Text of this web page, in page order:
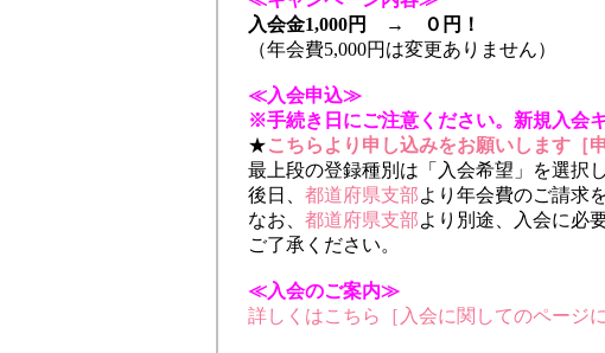
入会金1,000円 → ０円！
（年会費5,000円は変更ありません）
≪入会申込≫
※手続き日にご注意ください。新規入会
★こちらより申し込みをお願いします［
最上段の登録種別は「入会希望」を選択
後日、 都道府県支部より年会費のご請求
なお、 都道府県支部より別途、入会に必
ご了承ください。
≪入会のご案内≫
詳しくはこちら［入会に関してのページ